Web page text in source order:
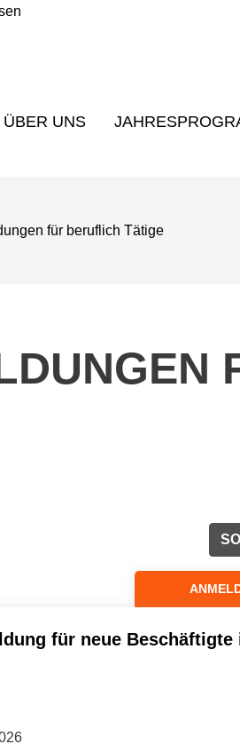
ÜBER UNS
für beruflich Tätige
für neue Beschäftigte